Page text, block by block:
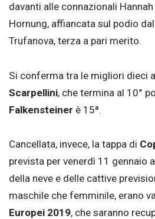
davanti alle connazionali
Hornung, affiancata sul podio
Trufanova, terza a pari merito.
Si conferma tra le migliori dieci
Scarpellini, che termina al 10°
Falkensteiner è 15ª.
Cancellata, invece, la tappa di
prevista per venerdì 11 gennaio a
della neve e delle cattive
maschile che femminile, erano
Europei 2019, che saranno